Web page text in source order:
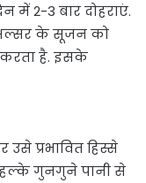
में 2-3 बार दोहराएं.
अल्सर के सूजन को
करता है. इसके
प्रभावित हिस्से
गुनगुने पानी से